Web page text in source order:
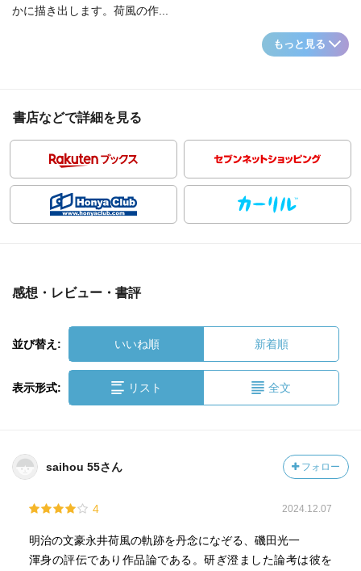
かに描き出します。荷風の作...
もっと見る
書店などで詳細を見る
感想・レビュー・書評
並び替え: いいね順 新着順
表示形式: リスト 全文
saihou 55さん フォロー
4 2024.12.07
明治の文豪永井荷風の軌跡を丹念になぞる、磯田光一
渾身の評伝であり作品論である。研ぎ澄ました論考は彼を